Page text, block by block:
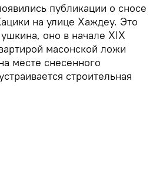
публикации о сносе
на улице Хаждеу. Это
оно в начале XIX
масонской ложи
месте снесенного
строительная